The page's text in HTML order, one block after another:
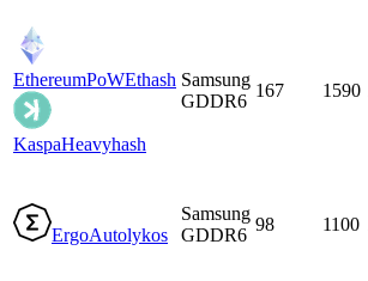
EthereumPoWEthash
KaspaHeavyhash
Samsung
GDDR6
167 1590
ErgoAutolykos
Samsung
GDDR6
98 1100